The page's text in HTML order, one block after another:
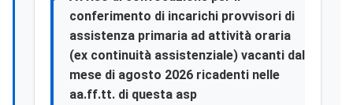
conferimento di incarichi provvisori di
assistenza primaria ad attività oraria
(ex continuità assistenziale) vacanti dal
mese di agosto 2026 ricadenti nelle
aa.ff.tt. di questa asp